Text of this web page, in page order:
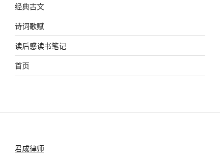
经典古文
诗词歌赋
读后感读书笔记
首页
君成律师